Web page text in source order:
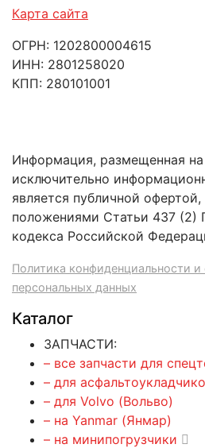
Карта сайта
ОГРН: 1202800004615
ИНН: 2801258020
КПП: 280101001
Информация, размещенная на
исключительно
является публичной
положениями Статьи 437 (2)
кодекса Российской
Политика конфиденциальности и
персональных данных
Каталог
ЗАПЧАСТИ:
– все запчасти для
– для
– для Volvo (Вольво)
– на Yanmar (Янмар)
– на минипогрузчики